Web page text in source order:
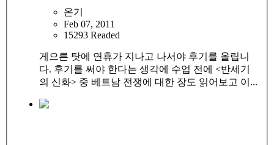
온기
Feb 07, 2011
15293 Readed
게으른 탓에 연휴가 지나고 나서야 후기를 올립니
다. 후기를 써야 한다는 생각에 수업 전에 <반세기
의 신화> 중 베트남 전쟁에 대한 장도 읽어보고 이...